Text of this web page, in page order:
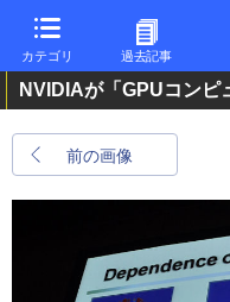
カテゴリ 過去記事
NVIDIAが「GPUコンピ
前の画像